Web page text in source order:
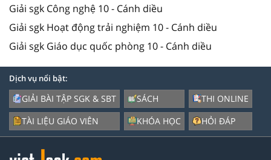
Giải sgk Công nghệ 10 - Cánh diều
Giải sgk Hoạt động trải nghiệm 10 - Cánh diều
Giải sgk Giáo dục quốc phòng 10 - Cánh diều
Dịch vụ nổi bật:
GIẢI BÀI TẬP SGK & SBT
TÀI LIỆU GIÁO VIÊN
SÁCH
KHÓA HỌC
THI ONLINE
HỎI ĐÁP